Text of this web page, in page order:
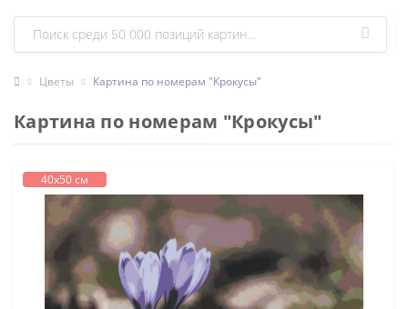
Цветы Картина по номерам "Крокусы"
Картина по номерам "Крокусы"
40х50 см